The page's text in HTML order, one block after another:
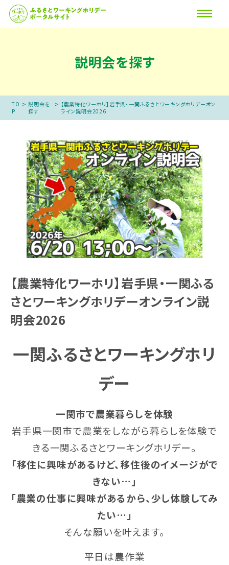
説明会を探す
TO
P
> 説明会を
探す
> 【農業特化ワーホリ】岩手県・一関ふるさとワーキングホリデーオン
ライン説明会2026
【農業特化ワーホリ】岩手県・一関ふる
さとワーキングホリデーオンライン説
明会2026
一関ふるさとワーキングホリ
デー
一関市で農業暮らしを体験
岩手県一関市で農業をしながら暮らしを体験で
きる一関ふるさとワーキングホリデー。
「移住に興味があるけど、移住後のイメージがで
きない…」
「農業の仕事に興味があるから、少し体験してみ
たい…」
そんな願いを叶えます。
平日は農作業